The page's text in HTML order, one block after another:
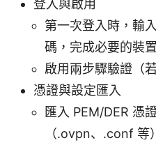
登入與啟用
第一次登入時，輸
碼，完成必要的裝
啟用兩步驟驗證（
憑證與設定匯入
匯入 PEM/DER 憑
（.ovpn、.conf 等